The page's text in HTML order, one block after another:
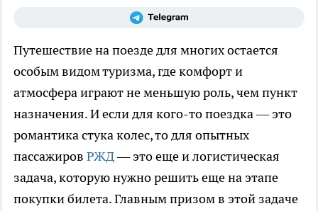
Путешествие на поезде для многих остается
особым видом туризма, где комфорт и
атмосфера играют не меньшую роль, чем пункт
назначения. И если для кого-то поездка — это
романтика стука колес, то для опытных
пассажиров РЖД— это еще и логистическая
задача, которую нужно решить еще на этапе
покупки билета. Главным призом в этой задаче